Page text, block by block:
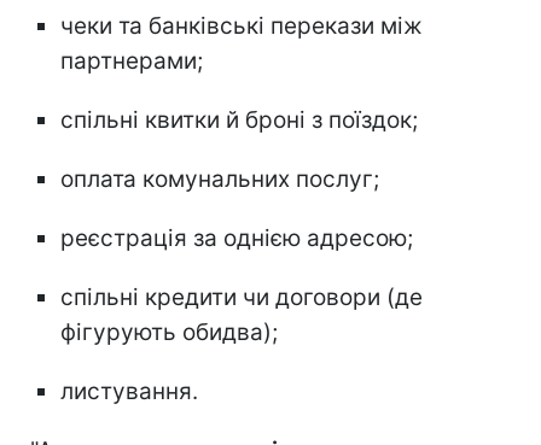
чеки та банківські перекази між
партнерами;
спільні квитки й броні з поїздок;
оплата комунальних послуг;
реєстрація за однією адресою;
спільні кредити чи договори (де
фігурують обидва);
листування.